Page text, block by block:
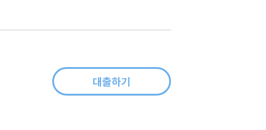
대출하기